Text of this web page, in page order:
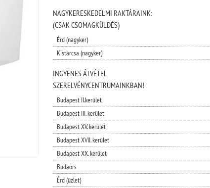
NAGYKERESKEDELMI RAKTÁRAINK:
(CSAK CSOMAGKÜLDÉS)
Érd (nagyker)
Kistarcsa (nagyker)
INGYENES ÁTVÉTEL
SZERELVÉNYCENTRUMAINKBAN!
Budapest II.kerület
Budapest III. kerület
Budapest XV. kerület
Budapest XVII. kerület
Budapest XX. kerület
Budaörs
Érd (üzlet)